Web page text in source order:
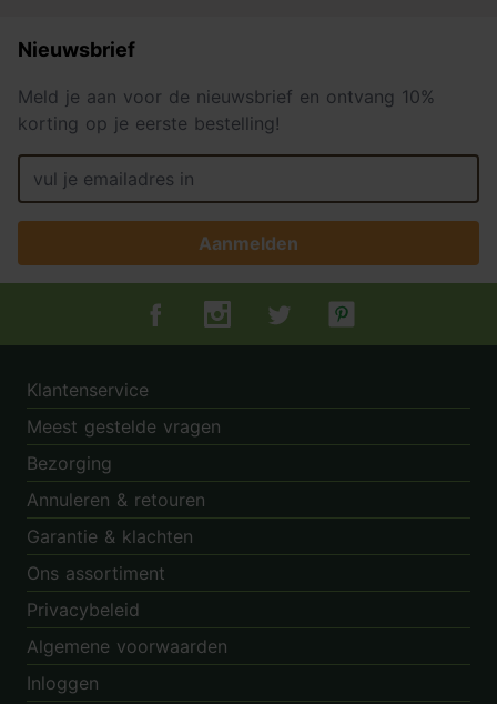
Nieuwsbrief
Meld je aan voor de nieuwsbrief en ontvang 10%
korting op je eerste bestelling!
Aanmelden
Tuincentrum.nl op Facebook
Tuincentrum.nl op Instagram
Tuincentrum.nl op Twitter
Tuincentrum.nl op
Klantenservice
Meest gestelde vragen
Bezorging
Annuleren & retouren
Garantie & klachten
Ons assortiment
Privacybeleid
Algemene voorwaarden
Inloggen